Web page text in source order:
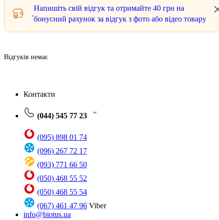
Напишіть свій відгук та отримайте 40 грн на
бонусний рахунок за відгук з фото або відео товару
Відгуків немає
Контакти
(044) 545 77 23
(095) 898 01 74
(096) 267 72 17
(093) 771 66 50
(050) 468 55 52
(050) 468 55 54
(067) 461 47 96 Viber
info@biotus.ua